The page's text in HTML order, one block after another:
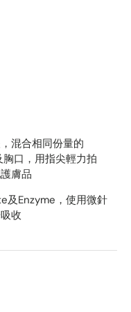
混合相同份量的
口，用指尖輕力拍
膚品
及Enzyme，使用微針
收